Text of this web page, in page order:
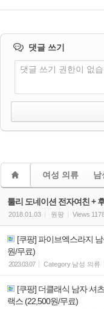
댓글 쓰기
댓글 쓰기 권한이 없
여성 의류 남
툴리 도네이션 전자여친 +
2018.01.03
원팡 Views
[쿠팡] 파이브엑스라지
원/무료)
2023.03.07 Category 남성 의류
[쿠팡] 더클래식 남자 셔
랙스 (22,500원/무료)